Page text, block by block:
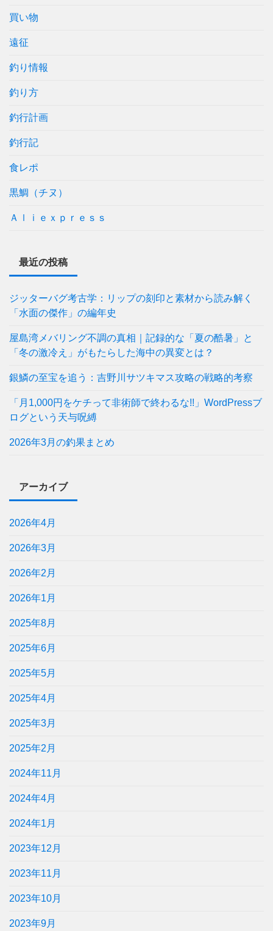
買い物
遠征
釣り情報
釣り方
釣行計画
釣行記
食レポ
黒鯛（チヌ）
Ａｌｉｅｘｐｒｅｓｓ
最近の投稿
ジッターバグ考古学：リップの刻印と素材から読み解く
「水面の傑作」の編年史
屋島湾メバリング不調の真相｜記録的な「夏の酷暑」と
「冬の激冷え」がもたらした海中の異変とは？
銀鱗の至宝を追う：吉野川サツキマス攻略の戦略的考察
「月1,000円をケチって非術師で終わるな!!」WordPressブ
ログという天与呪縛
2026年3月の釣果まとめ
アーカイブ
2026年4月
2026年3月
2026年2月
2026年1月
2025年8月
2025年6月
2025年5月
2025年4月
2025年3月
2025年2月
2024年11月
2024年4月
2024年1月
2023年12月
2023年11月
2023年10月
2023年9月